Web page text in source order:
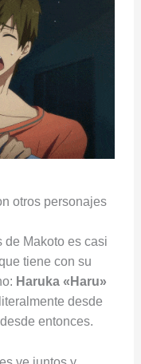
otros personajes
de Makoto es casi
tiene con su
Haruka «Haru»
desde
entonces.